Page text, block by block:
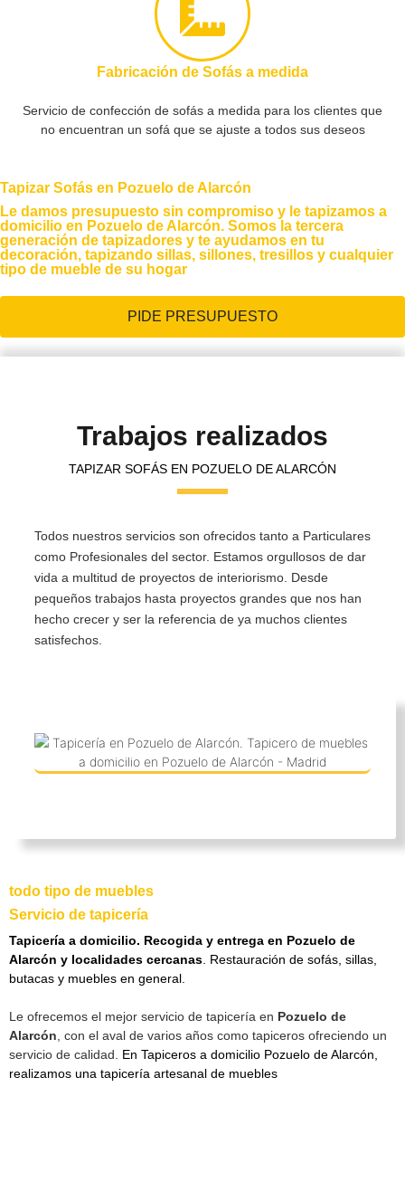
Fabricación de Sofás a medida
Servicio de confección de sofás a medida para los clientes que
no encuentran un sofá que se ajuste a todos sus deseos
Tapizar Sofás en Pozuelo de Alarcón
Le damos presupuesto sin compromiso y le tapizamos a
domicilio en Pozuelo de Alarcón. Somos la tercera
generación de tapizadores y te ayudamos en tu
decoración, tapizando sillas, sillones, tresillos y cualquier
tipo de mueble de su hogar
PIDE PRESUPUESTO
Trabajos realizados
TAPIZAR SOFÁS EN POZUELO DE ALARCÓN
Todos nuestros servicios son ofrecidos tanto a Particulares
como Profesionales del sector. Estamos orgullosos de dar
vida a multitud de proyectos de interiorismo. Desde
pequeños trabajos hasta proyectos grandes que nos han
hecho crecer y ser la referencia de ya muchos clientes
satisfechos.
todo tipo de muebles
Servicio de tapicería
Tapicería a domicilio. Recogida y entrega en Pozuelo de
Alarcón y localidades cercanas. Restauración de sofás, sillas,
butacas y muebles en general.
Le ofrecemos el mejor servicio de tapicería en Pozuelo de
Alarcón, con el aval de varios años como tapiceros ofreciendo un
servicio de calidad. En Tapiceros a domicilio Pozuelo de Alarcón,
realizamos una tapicería artesanal de muebles